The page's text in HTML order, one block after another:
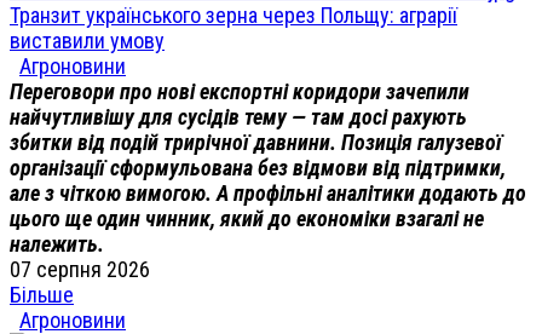
Транзит українського зерна через Польщу: аграрії
виставили умову
Агроновини
Переговори про нові експортні коридори зачепили
найчутливішу для сусідів тему — там досі рахують
збитки від подій трирічної давнини. Позиція галузевої
організації сформульована без відмови від підтримки,
але з чіткою вимогою. А профільні аналітики додають до
цього ще один чинник, який до економіки взагалі не
належить.
07 серпня 2026
Більше
Агроновини